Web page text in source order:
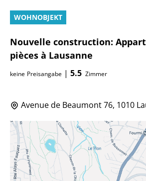
WOHNOBJEKT
Nouvelle construction:
pièces à Lausanne
keine Preisangabe | 5.5 Zimmer
Avenue de Beaumont 76, 1010